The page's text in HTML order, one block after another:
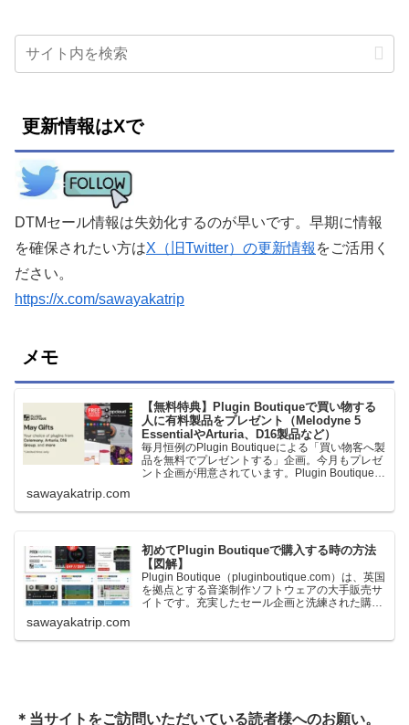
更新情報はXで
DTMセール情報は失効化するのが早いです。早期に情報
を確保されたい方はX（旧Twitter）の更新情報 をご活用く
ださい。
https://x.com/sawayakatrip
メモ
【無料特典】Plugin Boutiqueで買い物する
人に有料製品をプレゼント（Melodyne 5
EssentialやArturia、D16製品など）
毎月恒例のPlugin Boutiqueによる「買い物客へ製
品を無料でプレゼントする」企画。今月もプレゼ
ント企画が用意されています。Plugin Boutiqueで
ます。＊無料配布終了予定日：日本時間：
sawayakatrip.com
初めてPlugin Boutiqueで購入する時の方法
【図解】
Plugin Boutique（pluginboutique.com）は、英国
を拠点とする音楽制作ソフトウェアの大手販売サ
イトです。充実したセール企画と洗練された購入
に知っておきたいこと価格表示に…
sawayakatrip.com
＊当サイトをご訪問いただいている読者様へのお願い。